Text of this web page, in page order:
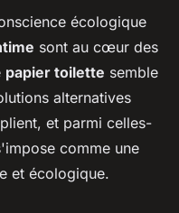
vos
parfaite
lecture
écologique
sont au cœur des
papier toilette semble
alternatives
et parmi celles-
comme une
et écologique.